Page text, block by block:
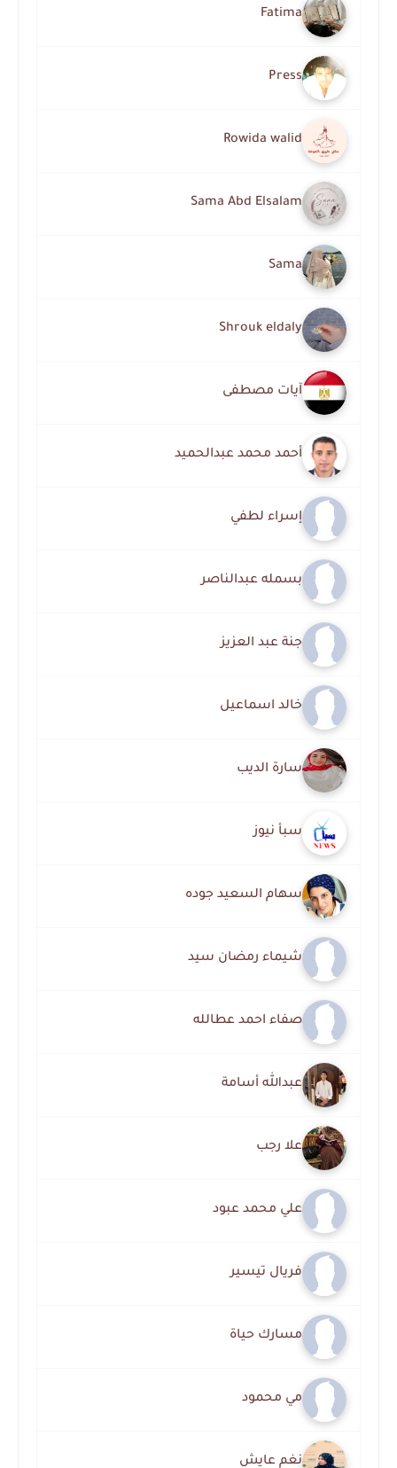
Fatima
Press
Rowida walid
Sama Abd Elsalam
Sama
Shrouk eldaly
آيات مصطفى
أحمد محمد عبدالحميد
إسراء لطفي
بسمله عبدالناصر
جنة عبد العزيز
خالد اسماعيل
سارة الديب
سبأ نيوز
سهام السعيد جوده
شيماء رمضان سيد
صفاء احمد عطالله
عبدالله أسامة
علا رجب
علي محمد عبود
فريال تيسير
مسارك حياة
مي محمود
نغم عايش